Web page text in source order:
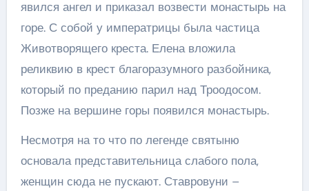
явился ангел и приказал возвести монастырь на
горе. С собой у императрицы была частица
Животворящего креста. Елена вложила
реликвию в крест благоразумного разбойника,
который по преданию парил над Троодосом.
Позже на вершине горы появился монастырь.
Несмотря на то что по легенде святыню
основала представительница слабого пола,
женщин сюда не пускают. Ставровуни –